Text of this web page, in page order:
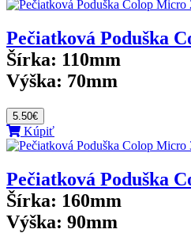
Pečiatková Poduška
Šírka: 110mm
Výška: 70mm
5.50€
Kúpiť
Pečiatková Poduška
Šírka: 160mm
Výška: 90mm